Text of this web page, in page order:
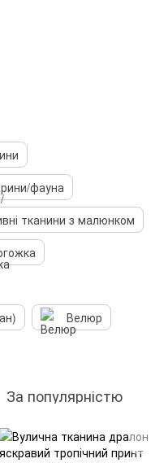
фауна
тканини з малюнком
Велюр
За популярністю